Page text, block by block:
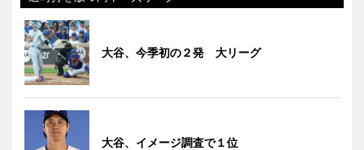
大谷、今季初の２発 大リーグ
大谷、イメージ調査で１位